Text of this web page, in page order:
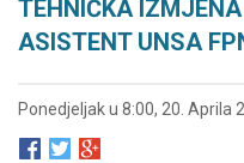
TEHNIČKA
ASISTENT UNSA
Ponedjeljak u 8:00, 20. Aprila